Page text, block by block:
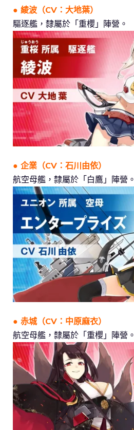
● 綾波（CV：大地葉）
驅逐艦，隸屬於「重櫻」陣營。
● 企業（CV：石川由依）
航空母艦，隸屬於「白鷹」陣營。
● 赤城（CV：中原麻衣）
航空母艦，隸屬於「重櫻」陣營。